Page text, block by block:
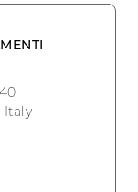
Italy